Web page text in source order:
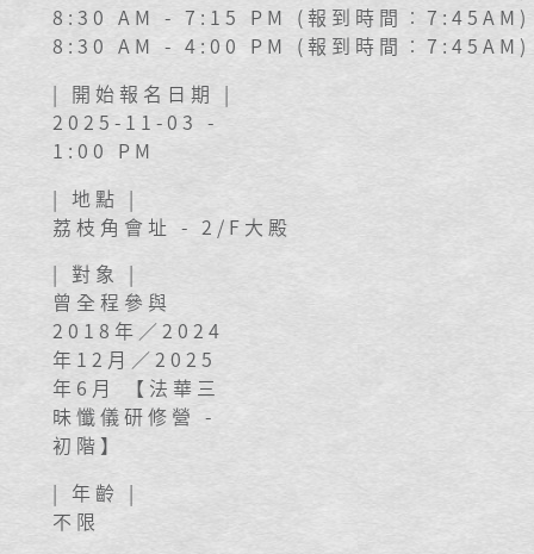
8:30 AM - 7:15 PM (報到時間︰7:45AM)
8:30 AM - 4:00 PM (報到時間︰7:45AM)
| 開始報名日期 |
2025-11-03 -
1:00 PM
| 地點 |
荔枝角會址 - 2/F大殿
| 對象 |
曾全程參與
2018年／2024
年12月／2025
年6月 【法華三
昧懺儀研修營 -
初階】
| 年齡 |
不限